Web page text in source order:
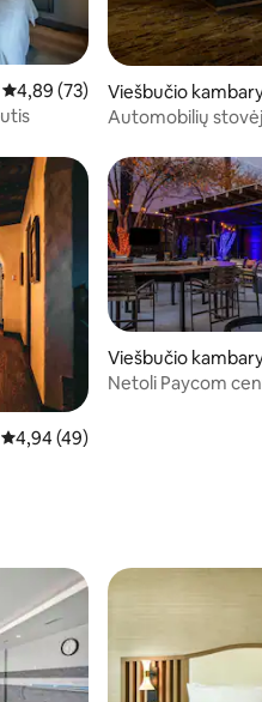
Vidutinis įvertinimas: 4,89 iš 5,
4,89 (73)
Viešbučio
roken Arrow
Automobilių
Vidutinis įvertinimas: 4,94 iš 5,
4,94 (49)
Viešbučio
klahoma City
Netoli Paycom